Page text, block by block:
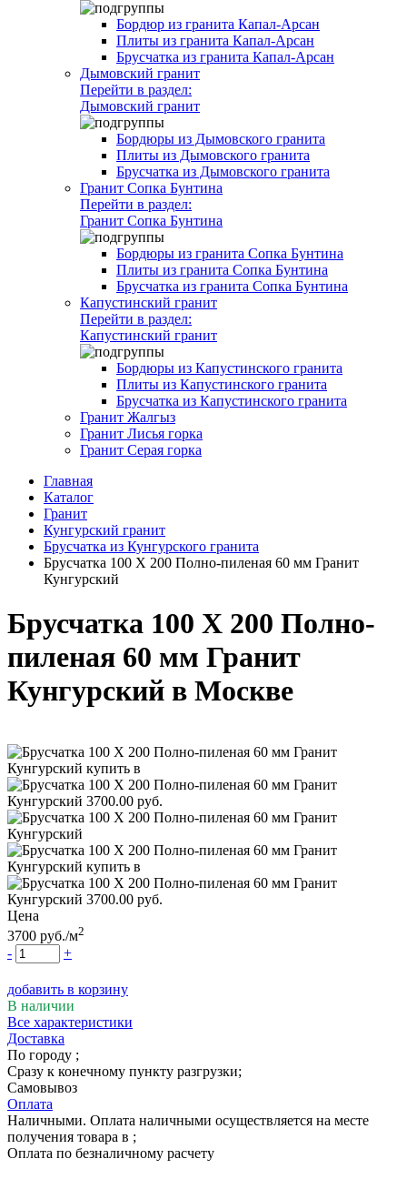
Бордюр из гранита Капал-Арсан
Плиты из гранита Капал-Арсан
Брусчатка из гранита Капал-Арсан
Дымовский гранит
Перейти в раздел:
Дымовский гранит
Бордюры из Дымовского гранита
Плиты из Дымовского гранита
Брусчатка из Дымовского гранита
Гранит Сопка Бунтина
Перейти в раздел:
Гранит Сопка Бунтина
Бордюры из гранита Сопка Бунтина
Плиты из гранита Сопка Бунтина
Брусчатка из гранита Сопка Бунтина
Капустинский гранит
Перейти в раздел:
Капустинский гранит
Бордюры из Капустинского гранита
Плиты из Капустинского гранита
Брусчатка из Капустинского гранита
Гранит Жалгыз
Гранит Лисья горка
Гранит Серая горка
Главная
Каталог
Гранит
Кунгурский гранит
Брусчатка из Кунгурского гранита
Брусчатка 100 Х 200 Полно-пиленая 60 мм Гранит
Кунгурский
Брусчатка 100 Х 200 Полно-
пиленая 60 мм Гранит
Кунгурский в Москве
Цена
3700 руб./м2
- +
добавить в корзину
В наличии
Все характеристики
Доставка
По городу ;
Сразу к конечному пункту разгрузки;
Самовывоз
Оплата
Наличными. Оплата наличными осуществляется на месте
получения товара в ;
Оплата по безналичному расчету